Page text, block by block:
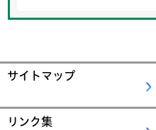
サイトマップ
リンク集